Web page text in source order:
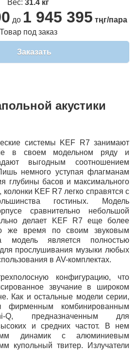
Вес: 31.4 кг
до 1 945 395 тңг/пара
Товар под заказ
Заказать
акустики
системы KEF R7 занимают
в своем модельном ряду и
выгодным соотношением
немного уступая флагманам
глубины басов и максимального
колонки KEF R7 легко справятся с
гостиных. Модель
сравнительно небольшой
делает KEF R7 еще более
же время по своим звуковым
модель является полностью
прослушивания музыки любых
в AV-комплектах.
конфигурацию, что
звучание в широком
Как и остальные модели серии,
фирменным комбинированным
Q, предназначенным для
и средних частот. В нем
мм динамик с алюминиевым
купольный твитер. Излучатели